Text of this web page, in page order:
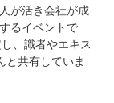
が活き会社が成
るイベントで
、識者やエキス
と共有していま